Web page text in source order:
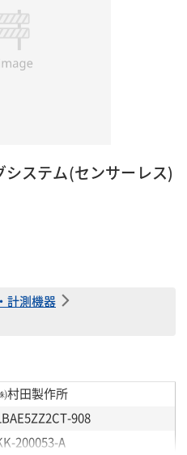
ステム(センサーレス)
計測機器
村田製作所
LBAE5ZZ2CT-908
200053-A